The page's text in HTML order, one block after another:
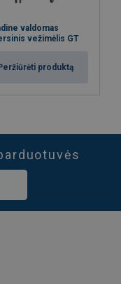
valdomas
vežimėlis GT
produktą